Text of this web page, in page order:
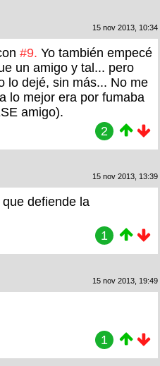
15 nov 2013, 10:34
#9. Yo también empecé
un amigo y tal... pero
lo dejé, sin más... No me
lo mejor era por fumaba
amigo).
2
15 nov 2013, 13:39
defiende la
1
15 nov 2013, 19:49
1